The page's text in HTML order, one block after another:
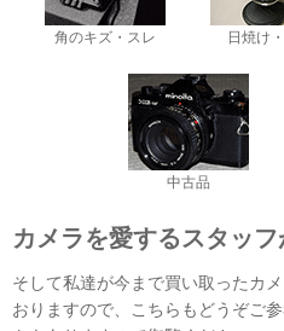
角のキズ・スレ 日焼け
中古品
カメラを愛するスタッ
そして私達が今まで買い取ったカ
おりますので、こちらもどうぞご